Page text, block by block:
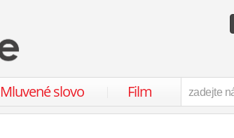
Mluvené slovo Film